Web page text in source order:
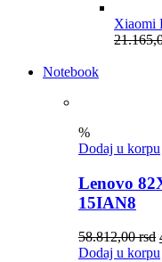
Xiaomi
Notebook
%
Dodaj u korpu
Lenovo
15IAN8
58.812,00rsd
Dodaj u korpu